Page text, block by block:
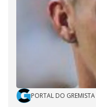
PORTAL DO GREMISTA